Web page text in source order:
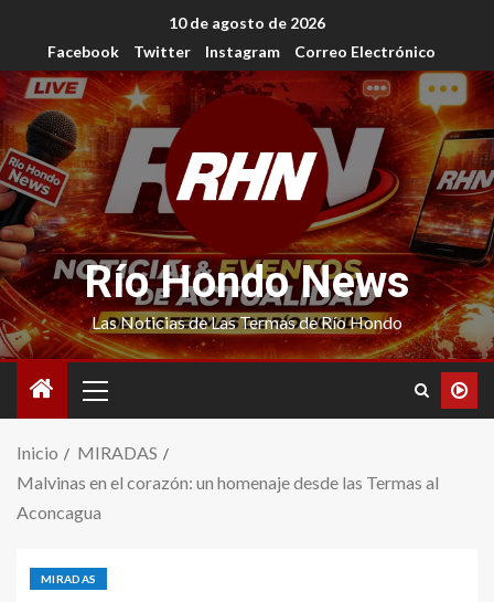
10 de agosto de 2026
Facebook
Twitter Instagram Correo Electrónico
Río Hondo News
Las Noticias de Las Termas de Río Hondo
Inicio
MIRADAS
Malvinas en el corazón: un homenaje desde las Termas al
Aconcagua
MIRADAS